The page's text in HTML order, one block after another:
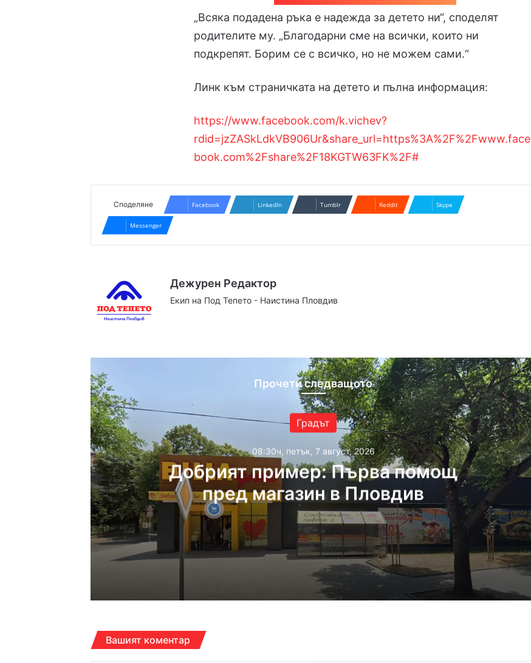
„Всяка подадена ръка е надежда за детето ни“, споделят
родителите му. „Благодарни сме на всички, които ни
подкрепят. Борим се с всичко, но не можем сами.“
Линк към страничката на детето и пълна информация:
https://www.facebook.com/k.vichev?
rdid=jzZASkLdkVB906Ur&share_url=https%3A%2F%2Fwww.face
book.com%2Fshare%2F18KGTW63FK%2F#
Споделяне Facebook LinkedIn Tumblr Reddit Skype
Messenger
Дежурен Редактор
Екип на Под Тепето - Наистина Пловдив
Прочети следващото
Градът
08:30ч, петък, 7 август, 2026
Добрият пример: Първа помощ
пред магазин в Пловдив
08:30ч, петък, 7 август, 2026
Добрият пример: Първа помощ пред магазин в Пловдив
Вашият коментар